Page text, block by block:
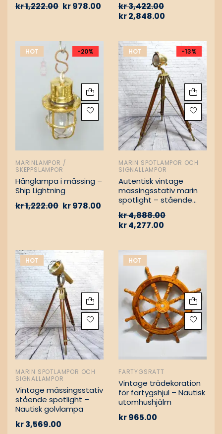
Nautisk
kr1,222.00 kr978.00 kr3,422.00
kr2,848.00
HOT -20%
MARINLAMPOR /
SKEPPSLAMPOR
Hänglampa i mässing –
Ship Lightning
kr1,222.00 kr978.00
HOT -13%
MARIN SPOTLAMPOR OCH
SIGNALLAMPOR
Autentisk vintage
mässingsstativ marin
spotlight – stående
kr4,888.00
kr4,277.00
HOT
MARIN SPOTLAMPOR OCH
SIGNALLAMPOR
Vintage mässingsstativ
stående spotlight –
Nautisk golvlampa
kr3,569.00
HOT
FARTYGSRATT
Vintage trädekoration
för fartygshjul – Nautisk
utomhushjälm
kr965.00